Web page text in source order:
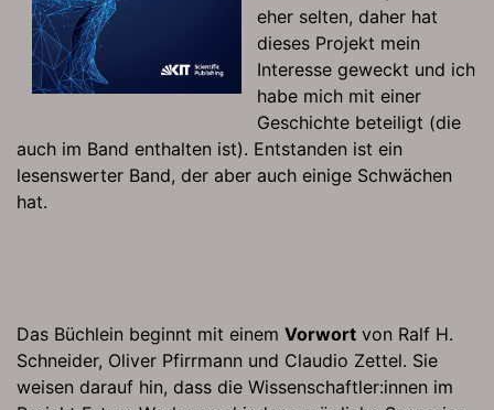
eher selten, daher hat
dieses Projekt mein
Interesse geweckt und ich
habe mich mit einer
Geschichte beteiligt (die
auch im Band enthalten ist). Entstanden ist ein
lesenswerter Band, der aber auch einige Schwächen
hat.
Das Büchlein beginnt mit einem Vorwort von Ralf H.
Schneider, Oliver Pfirrmann und Claudio Zettel. Sie
weisen darauf hin, dass die Wissenschaftler:innen im